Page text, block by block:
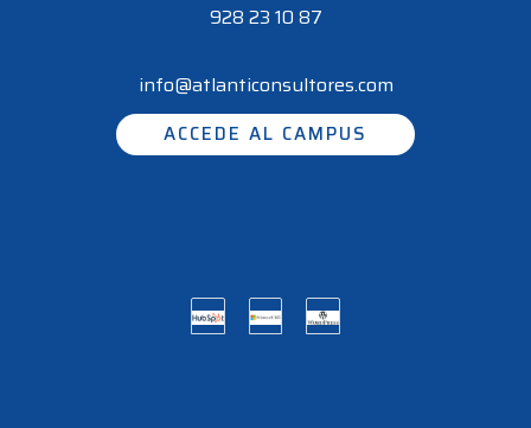
928 23 10 87
info@atlanticonsultores.com
ACCEDE AL CAMPUS